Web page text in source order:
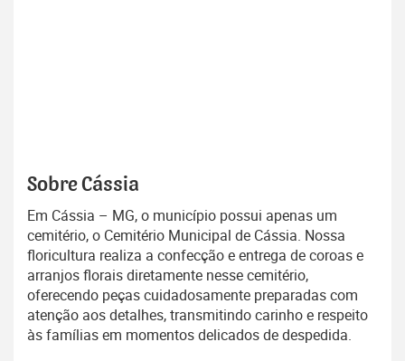
Sobre Cássia
Em Cássia – MG, o município possui apenas um
cemitério, o Cemitério Municipal de Cássia. Nossa
floricultura realiza a confecção e entrega de coroas e
arranjos florais diretamente nesse cemitério,
oferecendo peças cuidadosamente preparadas com
atenção aos detalhes, transmitindo carinho e respeito
às famílias em momentos delicados de despedida.